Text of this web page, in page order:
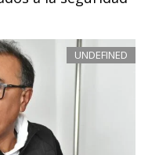
UNDEFINED